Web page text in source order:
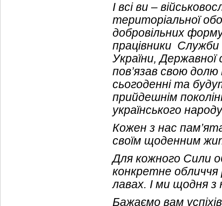
І всі ви –
територіальної
добровільних
працівники Служби
України,
пов’язав свою
сьогоденні та
прийдешнім
українського
Кожен з нас
своїм щоденним
Для кожного Сили
конкретне обличчя
лавах. І ми щодня з
Бажаємо вам